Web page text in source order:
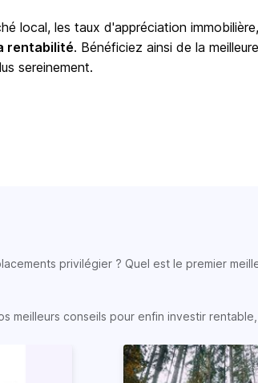
local, les taux d'appréciation
rentabilité. Bénéficiez ainsi de la meilleure
sereinement.
privilégier ? Quel est le premier
meilleurs conseils pour enfin investir